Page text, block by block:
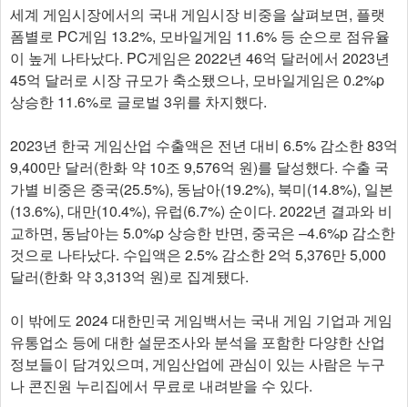
세계 게임시장에서의 국내 게임시장 비중을 살펴보면, 플랫
폼별로 PC게임 13.2%, 모바일게임 11.6% 등 순으로 점유율
이 높게 나타났다. PC게임은 2022년 46억 달러에서 2023년
45억 달러로 시장 규모가 축소됐으나, 모바일게임은 0.2%p
상승한 11.6%로 글로벌 3위를 차지했다.
2023년 한국 게임산업 수출액은 전년 대비 6.5% 감소한 83억
9,400만 달러(한화 약 10조 9,576억 원)를 달성했다. 수출 국
가별 비중은 중국(25.5%), 동남아(19.2%), 북미(14.8%), 일본
(13.6%), 대만(10.4%), 유럽(6.7%) 순이다. 2022년 결과와 비
교하면, 동남아는 5.0%p 상승한 반면, 중국은 –4.6%p 감소한
것으로 나타났다. 수입액은 2.5% 감소한 2억 5,376만 5,000
달러(한화 약 3,313억 원)로 집계됐다.
이 밖에도 2024 대한민국 게임백서는 국내 게임 기업과 게임
유통업소 등에 대한 설문조사와 분석을 포함한 다양한 산업
정보들이 담겨있으며, 게임산업에 관심이 있는 사람은 누구
나 콘진원 누리집에서 무료로 내려받을 수 있다.